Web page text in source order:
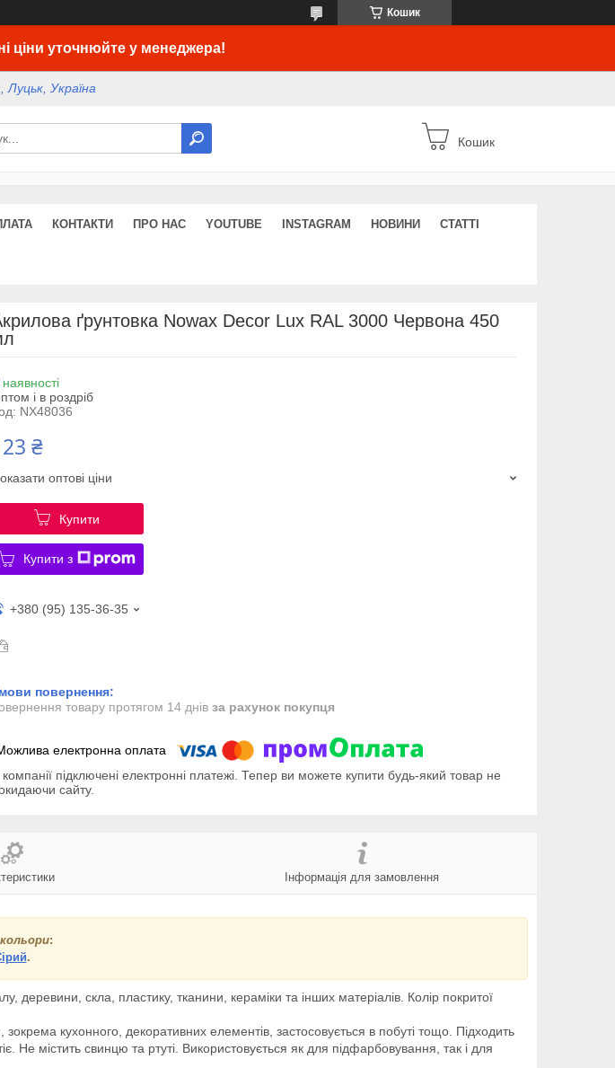
Кошик
ціни уточнюйте у менеджера!
Луцьк, Україна
Кошик
КОНТАКТИ ПРО НАС YOUTUBE INSTAGRAM НОВИНИ СТАТТІ
ґрунтовка Nowax Decor Lux RAL 3000 Червона 450
і в роздріб
NX48036
₴
оптові ціни
Купити
Купити з
+380 (95) 135-36-35
товару протягом 14 днів за рахунок покупця
підключені електронні платежі. Тепер ви можете купити будь-який товар не
сайту.
Інформація для замовлення
:
.
деревини, скла, пластику, тканини, кераміки та інших матеріалів. Колір покритої
кухонного, декоративних елементів, застосовується в побуті тощо. Підходить
Не містить свинцю та ртуті. Використовується як для підфарбовування, так і для